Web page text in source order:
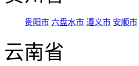
贵阳市 六盘水市 遵义市 安顺市
云南省